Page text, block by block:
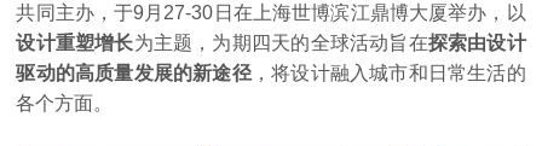
共同主办，于9月27-30日在上海世博滨江鼎博大厦举办，以
设计重塑增长为主题，为期四天的全球活动旨在探索由设计
驱动的高质量发展的新途径，将设计融入城市和日常生活的
各个方面。